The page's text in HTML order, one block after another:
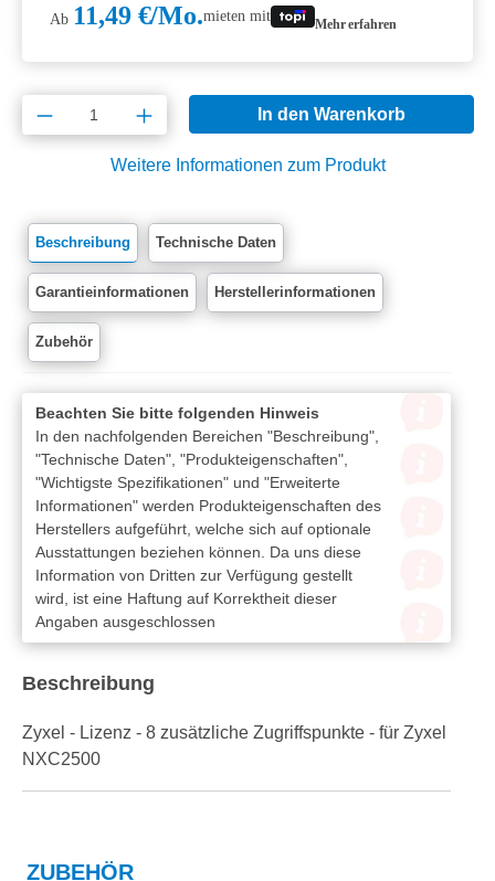
Ab 11,49 €/Mo.mieten mit Mehr erfahren
Produkt Anzahl: Gib den gewünschten
In den Warenkorb
Weitere Informationen zum Produkt
Beschreibung Technische Daten
Garantieinformationen Herstellerinformationen
Zubehör
Beachten Sie bitte folgenden Hinweis
In den nachfolgenden Bereichen "Beschreibung",
"Technische Daten", "Produkteigenschaften",
"Wichtigste Spezifikationen" und "Erweiterte
Informationen" werden Produkteigenschaften des
Herstellers aufgeführt, welche sich auf optionale
Ausstattungen beziehen können. Da uns diese
Information von Dritten zur Verfügung gestellt
wird, ist eine Haftung auf Korrektheit dieser
Angaben ausgeschlossen
Beschreibung
Zyxel - Lizenz - 8 zusätzliche Zugriffspunkte - für Zyxel
NXC2500
ZUBEHÖR